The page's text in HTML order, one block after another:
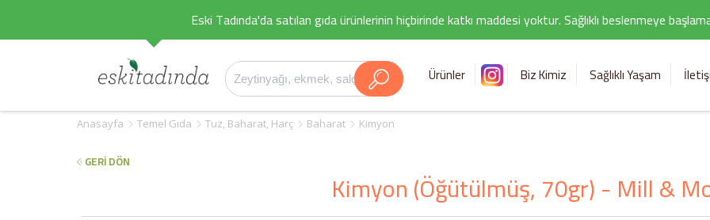
Eski Tadında'da satılan gıda ürünlerinin hiçbirinde katkı maddesi yoktur. Sağlıklı beslenmeye
Ürünler Biz Kimiz Sağlıklı Yaşam
Anasayfa Temel Gıda Tuz, Baharat, Harç Baharat Kimyon
GERİ DÖN
Kimyon (Öğütülmüş, 70gr) - Mill &